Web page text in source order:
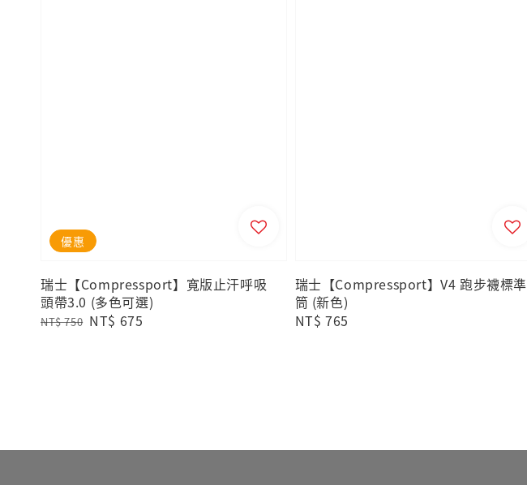
優惠
瑞士【Compressport】寬版止汗呼吸
頭帶3.0 (多色可選)
Regular
NT$ 750 Sale
NT$ 675
瑞士【Compressport】V4 跑步襪標準
筒 (新色)
Regular
NT$ 765